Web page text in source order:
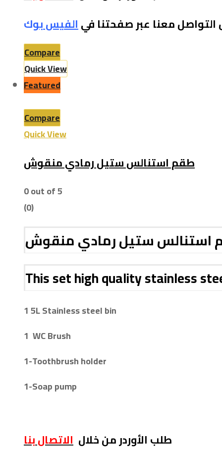
التواصل معنا عبر صفحتنا فيالفيس بوك
Compare
Quick View
Featured
Compare
Quick View
طقم استنالس ستيل رمادي منقوش
0out of 5
(0)
استنالس ستيل رمادي منقوش
This set high quality stainless
1 5L Stainless steel bin
1 WC Brush
1-Toothbrush holder
1-Soap pump
طلب الأوردر من خلال الاتصال بنا